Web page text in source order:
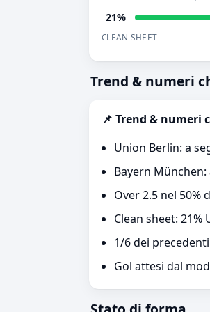
21%
CLEAN SHEET
Trend & numeri
📌 Trend & numeri
Union Berlin: a
Bayern
Over 2.5 nel 50%
Clean sheet: 21%
1/6 dei
Gol attesi dal